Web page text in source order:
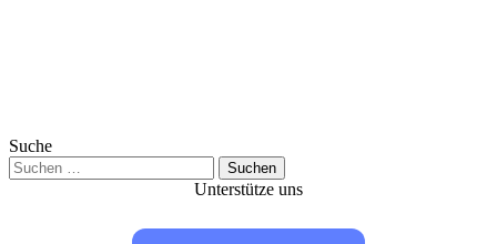
Suche
Suchen
nach:
Unterstütze uns